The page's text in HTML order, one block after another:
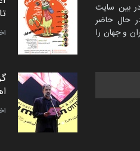
بین سایت
حال حاضر
و جهان را
طراوت نیکی از ایران
کارتون